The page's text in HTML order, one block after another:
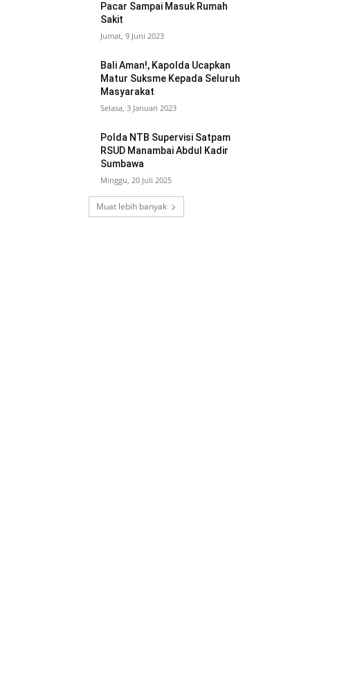
Pacar Sampai Masuk Rumah
Sakit
Jumat, 9 Juni 2023
Bali Aman!, Kapolda Ucapkan
Matur Suksme Kepada Seluruh
Masyarakat
Selasa, 3 Januari 2023
Polda NTB Supervisi Satpam
RSUD Manambai Abdul Kadir
Sumbawa
Minggu, 20 Juli 2025
Muat lebih banyak